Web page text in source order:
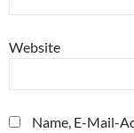
Website
Name, E-Mail-